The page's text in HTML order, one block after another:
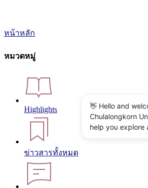
หน้าหลัก
หมวดหมู่
Highlights
ข่าวสารทั้งหมด
👋 Hello and
Chulalongkorn
help you explore